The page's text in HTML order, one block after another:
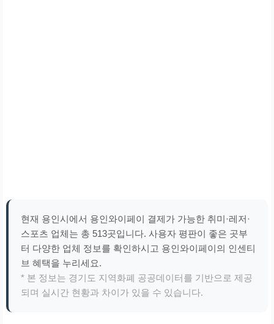
현재 용인시에서 용인와이페이 결제가 가능한 취미·레저·
스포츠 업체는 총 513곳입니다. 사용자 평판이 좋은 곳부
터 다양한 업체 정보를 확인하시고 용인와이페이의 인센티
브 혜택을 누리세요.
* 본 정보는 경기도 지역화폐 공공데이터를 기반으로 제공
되며 실시간 현황과 차이가 있을 수 있습니다.